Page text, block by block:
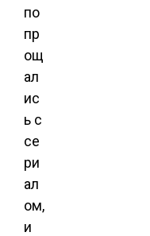
по
пр
ощ
ал
ис
ь с
се
ри
ал
ом,
и